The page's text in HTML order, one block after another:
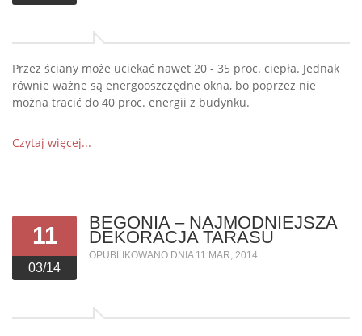
Przez ściany może uciekać nawet 20 - 35 proc. ciepła. Jednak
równie ważne są energooszczędne okna, bo poprzez nie
można tracić do 40 proc. energii z budynku.
Czytaj więcej...
11
03/14
BEGONIA – NAJMODNIEJSZA
DEKORACJA TARASU
OPUBLIKOWANO DNIA 11 MAR, 2014